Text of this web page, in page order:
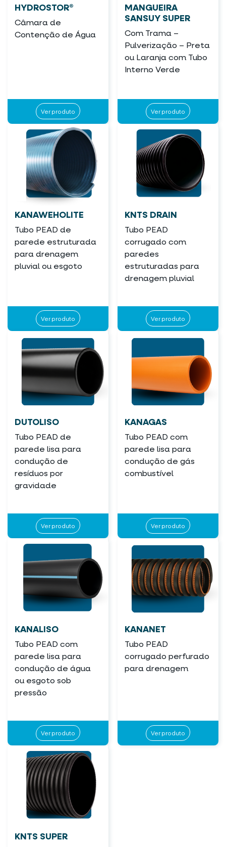
HYDROSTOR®
Câmara de
Contenção de Água
Ver produto
MANGUEIRA
SANSUY SUPER
Com Trama –
Pulverização – Preta
ou Laranja com Tubo
Interno Verde
Ver produto
KANAWEHOLITE
Tubo PEAD de
parede estruturada
para drenagem
pluvial ou esgoto
Ver produto
KNTS DRAIN
Tubo PEAD
corrugado com
paredes
estruturadas para
drenagem pluvial
Ver produto
DUTOLISO
Tubo PEAD de
parede lisa para
condução de
resíduos por
gravidade
Ver produto
KANAGAS
Tubo PEAD com
parede lisa para
condução de gás
combustível
Ver produto
KANALISO
Tubo PEAD com
parede lisa para
condução de água
ou esgoto sob
pressão
Ver produto
KANANET
Tubo PEAD
corrugado perfurado
para drenagem
Ver produto
KNTS SUPER